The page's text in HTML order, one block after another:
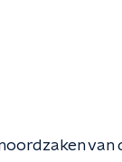
van